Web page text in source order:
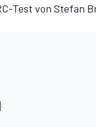
Test von Stefan